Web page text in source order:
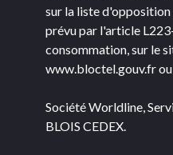
sur la liste
prévu par l'article
consommation, sur le
www.bloctel.gouv.fr
Société Worldline,
BLOIS CEDEX.